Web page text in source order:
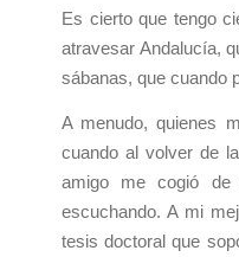
Es cierto que tengo
atravesar Andalucía,
sábanas, que cuando
A menudo, quienes
cuando al volver de
amigo me cogió
escuchando. A mi
tesis doctoral que